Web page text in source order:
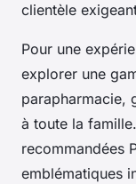
clientèle
Pour une
explorer une
parapharmacie,
à toute la
recommandées
emblématiques